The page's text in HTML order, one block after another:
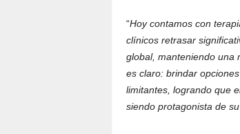
“Hoy contamos con
clínicos retrasar
global, manteniendo una
es claro: brindar
limitantes, logrando que
siendo protagonista de